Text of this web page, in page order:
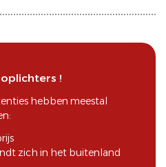
!
hebben meestal
zich in het buitenland